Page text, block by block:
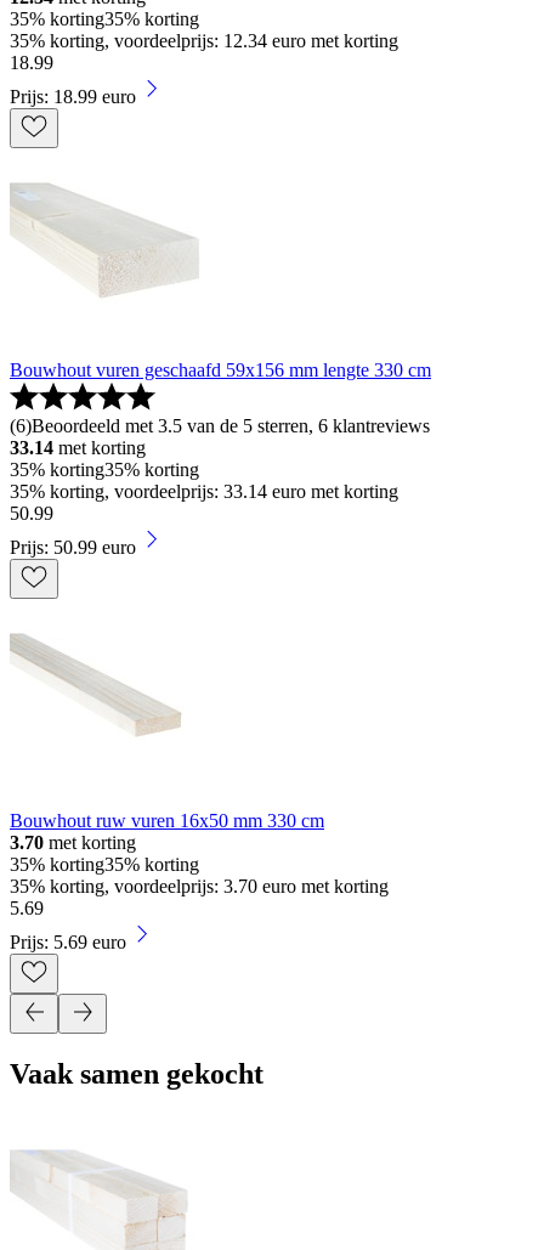
35% korting35% korting
35% korting, voordeelprijs: 12.34 euro met korting
18.99
Prijs: 18.99 euro
Bouwhout vuren geschaafd 59x156 mm lengte 330 cm
(6)Beoordeeld met 3.5 van de 5 sterren, 6 klantreviews
33.14 met korting
35% korting35% korting
35% korting, voordeelprijs: 33.14 euro met korting
50.99
Prijs: 50.99 euro
Bouwhout ruw vuren 16x50 mm 330 cm
3.70 met korting
35% korting35% korting
35% korting, voordeelprijs: 3.70 euro met korting
5.69
Prijs: 5.69 euro
Vaak samen gekocht